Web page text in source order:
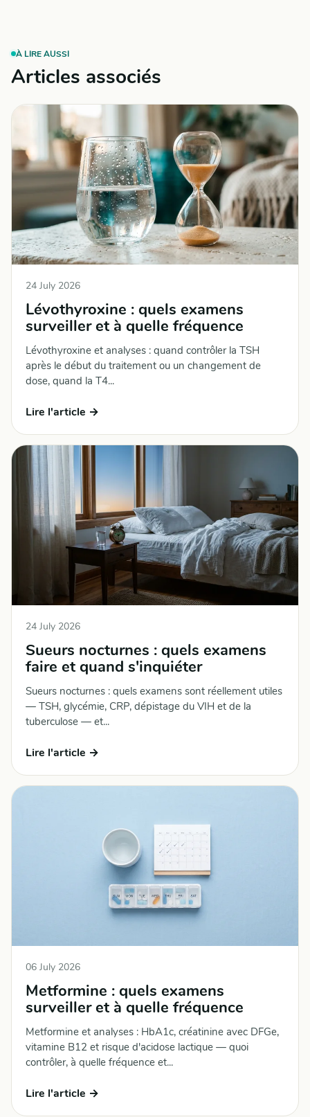
À LIRE AUSSI
Articles associés
24 July 2026
Lévothyroxine : quels examens
surveiller et à quelle fréquence
Lévothyroxine et analyses : quand contrôler la TSH
après le début du traitement ou un changement de
dose, quand la T4...
Lire l'article →
24 July 2026
Sueurs nocturnes : quels examens
faire et quand s'inquiéter
Sueurs nocturnes : quels examens sont réellement utiles
— TSH, glycémie, CRP, dépistage du VIH et de la
tuberculose — et...
Lire l'article →
06 July 2026
Metformine : quels examens
surveiller et à quelle fréquence
Metformine et analyses : HbA1c, créatinine avec DFGe,
vitamine B12 et risque d'acidose lactique — quoi
contrôler, à quelle fréquence et...
Lire l'article →